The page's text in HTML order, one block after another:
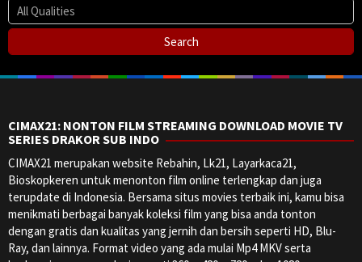
CIMAX21: NONTON FILM STREAMING DOWNLOAD MOVIE TV
SERIES DRAKOR SUB INDO
CIMAX21 merupakan website Rebahin, Lk21, Layarkaca21,
Bioskopkeren untuk menonton film online terlengkap dan juga
terupdate di Indonesia. Bersama situs movies terbaik ini, kamu bisa
menikmati berbagai banyak koleksi film yang bisa anda tonton
dengan gratis dan kualitas yang jernih dan bersih seperti HD, Blu-
Ray, dan lainnya. Format video yang ada mulai Mp4 MKV serta